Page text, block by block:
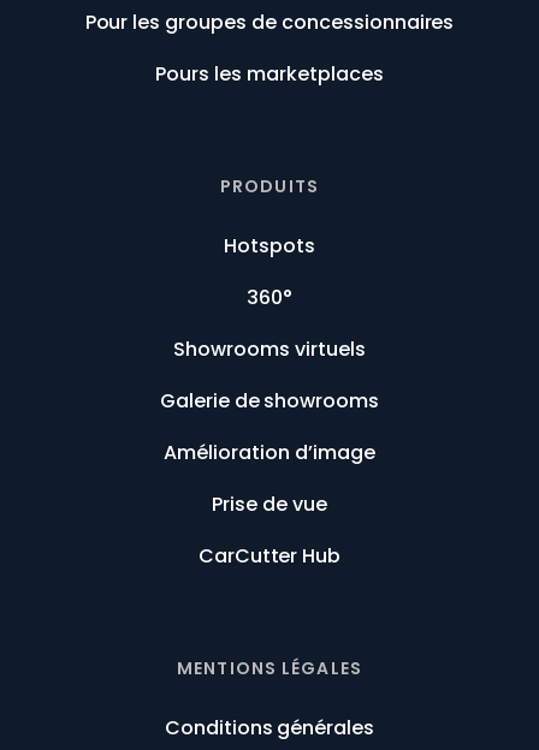
Pour les groupes de concessionnaires
Pours les marketplaces
PRODUITS
Hotspots
360°
Showrooms virtuels
Galerie de showrooms
Amélioration d’image
Prise de vue
CarCutter Hub
MENTIONS LÉGALES
Conditions générales